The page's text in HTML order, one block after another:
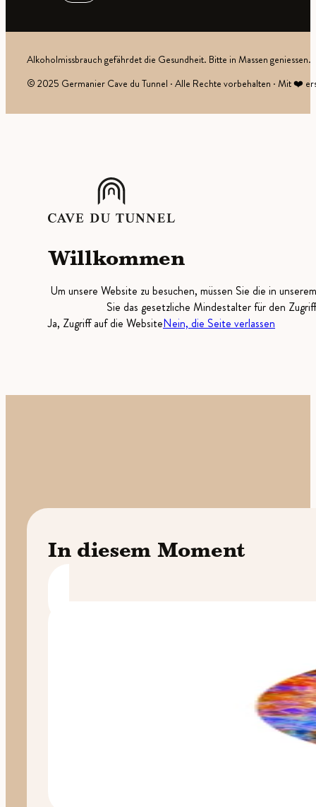
Alkoholmissbrauch gefährdet die Gesundheit. Bitte in Massen geniessen.
© 2025 Germanier Cave du Tunnel · Alle Rechte vorbehalten · Mit ❤️
Willkommen
Um unsere Website zu besuchen, müssen Sie die in
Sie das gesetzliche Mindestalter für den
Ja, Zugriff auf die WebsiteNein, die Seite verlassen
In diesem Moment